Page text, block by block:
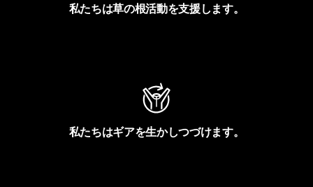
私たちは草の根活動を支援します。
私たちはギアを生かしつづけます。